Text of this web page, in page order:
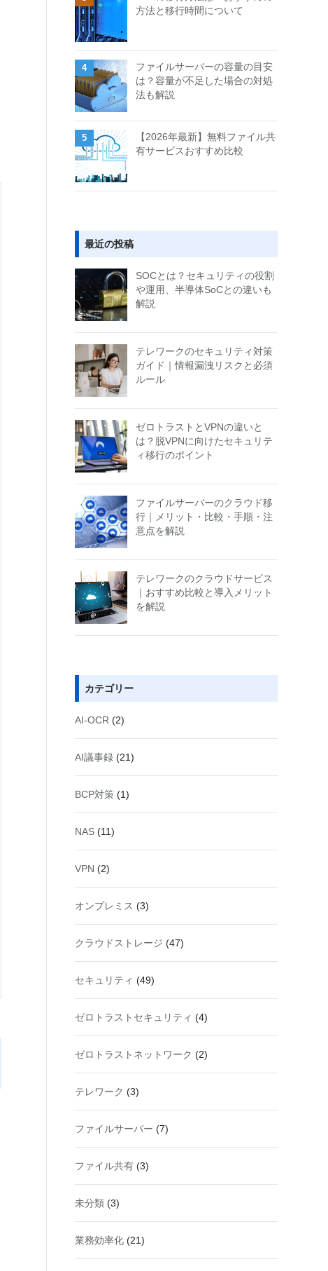
方法と移行時間について
ファイルサーバーの容量の目安
は？容量が不足した場合の対処
法も解説
【2026年最新】無料ファイル共
有サービスおすすめ比較
最近の投稿
SOCとは？セキュリティの役割
や運用、半導体SoCとの違いも
解説
テレワークのセキュリティ対策
ガイド｜情報漏洩リスクと必須
ルール
ゼロトラストとVPNの違いと
は？脱VPNに向けたセキュリテ
ィ移行のポイント
ファイルサーバーのクラウド移
行｜メリット・比較・手順・注
意点を解説
テレワークのクラウドサービス
｜おすすめ比較と導入メリット
を解説
カテゴリー
AI-OCR (2)
AI議事録 (21)
BCP対策 (1)
NAS (11)
VPN (2)
オンプレミス (3)
クラウドストレージ (47)
セキュリティ (49)
ゼロトラストセキュリティ (4)
ゼロトラストネットワーク (2)
テレワーク (3)
ファイルサーバー (7)
ファイル共有 (3)
未分類 (3)
業務効率化 (21)